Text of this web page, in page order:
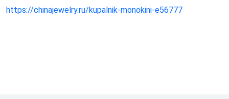
https://chinajewelry.ru/kupalnik-monokini-e56777